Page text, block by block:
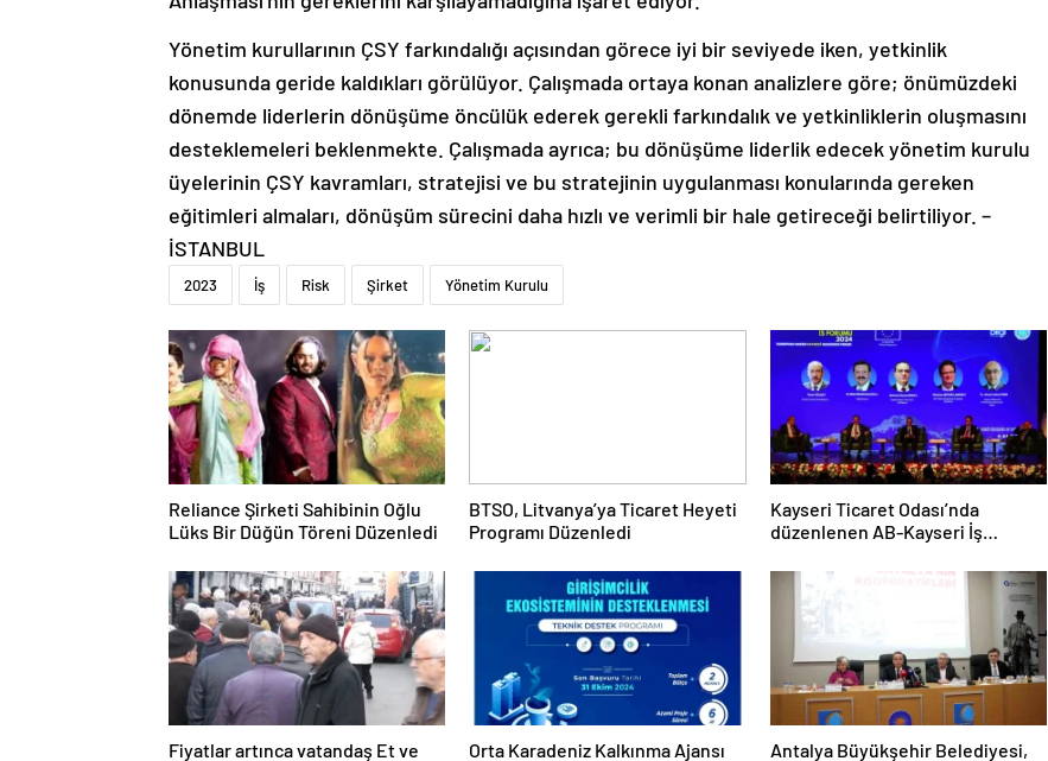
Yönetim kurullarının ÇSY farkındalığı açısından görece iyi bir seviyede iken, yetkinlik
konusunda geride kaldıkları görülüyor. Çalışmada ortaya konan analizlere göre; önümüzdeki
dönemde liderlerin dönüşüme öncülük ederek gerekli farkındalık ve yetkinliklerin oluşmasını
desteklemeleri beklenmekte. Çalışmada ayrıca; bu dönüşüme liderlik edecek yönetim kurulu
üyelerinin ÇSY kavramları, stratejisi ve bu stratejinin uygulanması konularında gereken
eğitimleri almaları, dönüşüm sürecini daha hızlı ve verimli bir hale getireceği belirtiliyor. –
İSTANBUL
2023 İş Risk Şirket Yönetim Kurulu
Reliance Şirketi Sahibinin Oğlu
Lüks Bir Düğün Töreni Düzenledi
BTSO, Litvanya’ya Ticaret Heyeti
Programı Düzenledi
Kayseri Ticaret Odası’nda
düzenlenen AB-Kayseri İş
dijitalleşme vurgusu yapıldı
Fiyatlar artınca vatandaş Et ve Orta Karadeniz Kalkınma Ajansı Antalya Büyükşehir Belediyesi,